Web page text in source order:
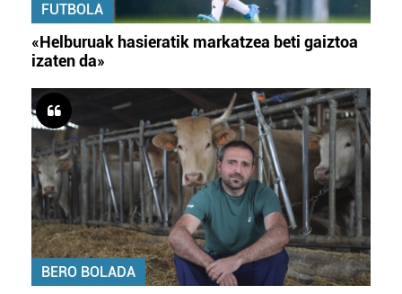
FUTBOLA
«Helburuak hasieratik markatzea beti gaiztoa
izaten da»
BERO BOLADA